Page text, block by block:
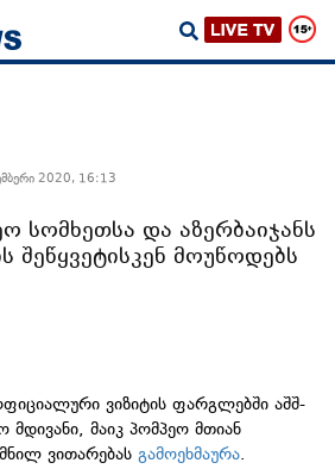
2020, 16:13
სომხეთსა და აზერბაიჯანს
შეწყვეტისკენ მოუწოდებს
ვიზიტის ფარგლებში აშშ-
მდივანი, მაიკ პომპეო მთიან
ვითარებას გამოეხმაურა.